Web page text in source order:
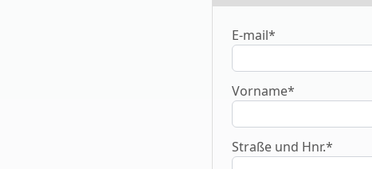
E-mail*
Vorname*
Straße und Hnr.*